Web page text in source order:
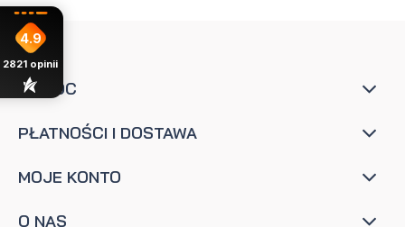
POMOC
PŁATNOŚCI I DOSTAWA
MOJE KONTO
O NAS
4.9
2821 opinii